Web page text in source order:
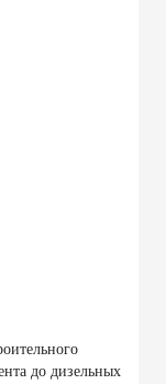
до дизельных